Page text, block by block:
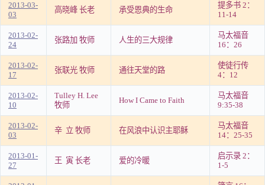
2013-03-
03
高晓峰 长老 承受恩典的生命
提多书 2：
11-14
2013-02-
24
张路加 牧师 人生的三大规律
马太福音
16：26
2013-02-
17
张联光 牧师 通往天堂的路
使徒行传
4：12
2013-02-
10
Tulley H. Lee
牧师
How I Came to Faith
马太福音
9:35-38
2013-02-
03
辛 立 牧师 在风浪中认识主耶稣
马太福音
14：25-35
2013-01-
27
王 寅 长老 爱的冷暖
启示录 2：
1-5